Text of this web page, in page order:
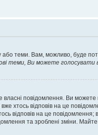
теми. Вам, можливо, буде
теми, Ви можете голосувати в
повідомлення. Ви можете
відповів на це
відповів на це
та зроблені зміни.